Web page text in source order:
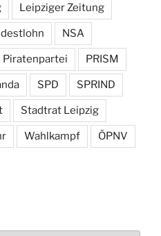
Leipziger Zeitung
NSA
Piratenpartei PRISM
SPD SPRIND
Stadtrat Leipzig
Wahlkampf ÖPNV